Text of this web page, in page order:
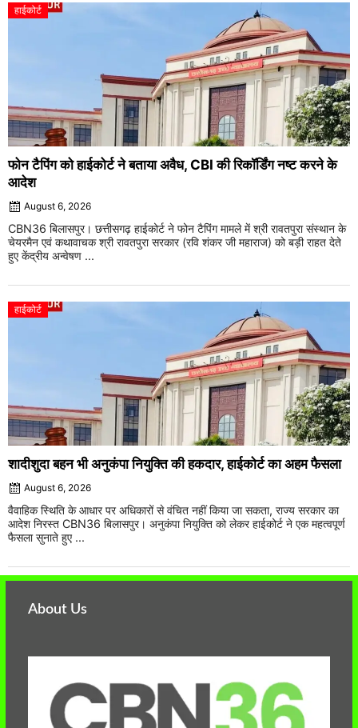
हाईकोर्ट
फोन टैपिंग को हाईकोर्ट ने बताया अवैध, CBI की रिकॉर्डिंग नष्ट करने के
आदेश
August 6, 2026
CBN36 बिलासपुर। छत्तीसगढ़ हाईकोर्ट ने फोन टैपिंग मामले में श्री रावतपुरा संस्थान के
चेयरमैन एवं कथावाचक श्री रावतपुरा सरकार (रवि शंकर जी महाराज) को बड़ी राहत देते
हुए केंद्रीय अन्वेषण ...
हाईकोर्ट
शादीशुदा बहन भी अनुकंपा नियुक्ति की हकदार, हाईकोर्ट का अहम फैसला
August 6, 2026
वैवाहिक स्थिति के आधार पर अधिकारों से वंचित नहीं किया जा सकता, राज्य सरकार का
आदेश निरस्त CBN36 बिलासपुर। अनुकंपा नियुक्ति को लेकर हाईकोर्ट ने एक महत्वपूर्ण
फैसला सुनाते हुए ...
About Us